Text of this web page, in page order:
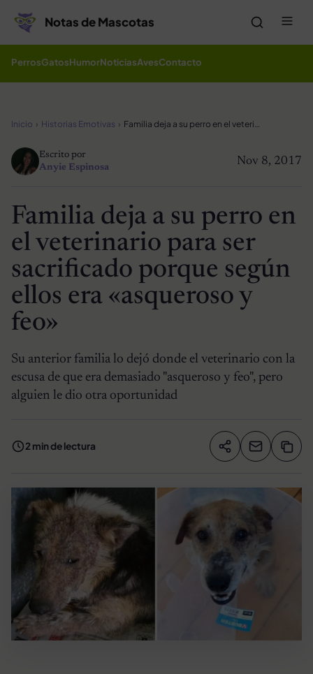
Notas de Mascotas
PerrosGatosHumorNoticiasAvesContacto
Inicio Historias Emotivas Familia deja a su perro en el veterinario para ser sacrificado porque según ellos era «asqueroso y feo»
Nov 8, 2017
Escrito por
Anyie Espinosa
Familia deja a su perro en
el veterinario para ser
sacrificado porque según
ellos era «asqueroso y
feo»
Su anterior familia lo dejó donde el veterinario con la
escusa de que era demasiado "asqueroso y feo", pero
alguien le dio otra oportunidad
2 min de lectura Compartir